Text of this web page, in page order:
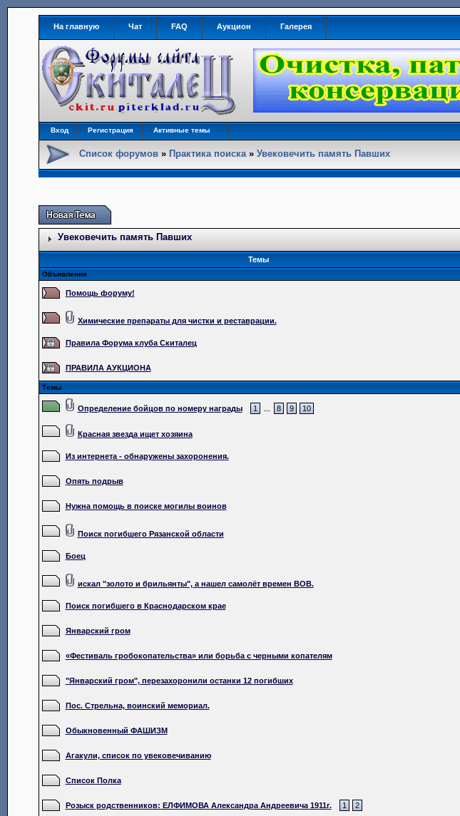
На главную Чат FAQ Аукцион Галерея
Вход Регистрация Активные темы
Список форумов» Практика поиска» Увековечить память Павших
Увековечить память Павших
Темы
Объявления
Помощь форуму!
Химические препараты для чистки и реставрации.
Правила Форума клуба Скиталец
ПРАВИЛА АУКЦИОНА
Темы
Определение бойцов по номеру награды 1 8 9 10
Красная звезда ищет хозяина
Из интернета - обнаружены захоронения.
Опять подрыв
Нужна помощь в поиске могилы воинов
Поиск погибшего Рязанской области
Боец
искал "золото и брильянты", а нашел самолёт времен ВОВ.
Поиск погибшего в Краснодарском крае
Январский гром
«Фестиваль гробокопательства» или борьба с черными копателям
"Январский гром", перезахоронили останки 12 погибших
Пос. Стрельна, воинский мемориал.
Обыкновенный ФАШИЗМ
Агакули, список по увековечиванию
Список Полка
Розыск родственников: ЕЛФИМОВА Александра Андреевича 1911г. 1 2